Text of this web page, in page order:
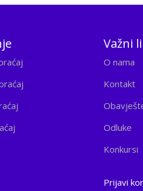
Važni
O nama
Kontakt
Odluke
Konkursi
Prijavi